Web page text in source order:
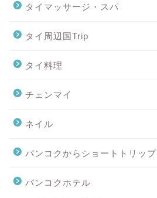
タイマッサージ・スパ
タイ周辺国Trip
タイ料理
チェンマイ
ネイル
バンコクからショートトリップ
バンコクホテル